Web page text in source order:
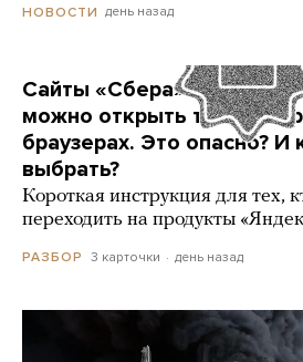
НОВОСТИ день назад
Сайты «Сбера» и других
можно открыть только в
браузерах. Это опасно? И
выбрать?
Короткая инструкция для тех,
переходить на продукты
РАЗБОР 3 карточки день назад